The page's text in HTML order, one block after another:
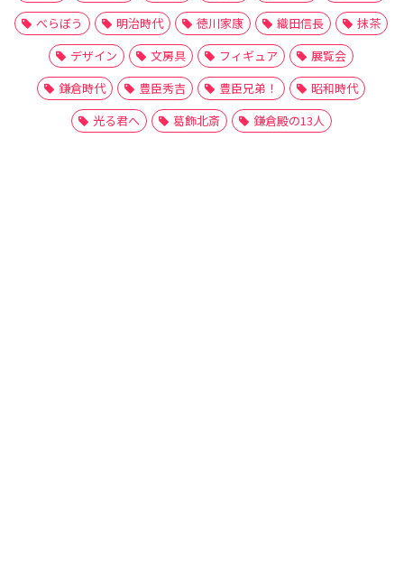
べらぼう
明治時代 徳川家康 織田信長
抹茶
デザイン
文房具 フィギュア
展覧会
鎌倉時代
豊臣秀吉 豊臣兄弟！
昭和時代
光る君へ
葛飾北斎 鎌倉殿の13人